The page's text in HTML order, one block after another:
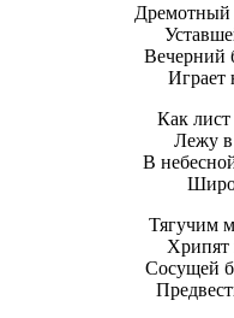
Дремотный
Вечерний
Играет
Как
Лежу в
В
Тягучим
Хрипят
Сосущей